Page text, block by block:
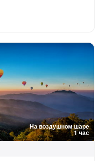
На воздушном шаре
1 час